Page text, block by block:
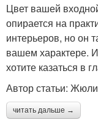
Цвет вашей
опирается на
интерьеров, но он
вашем характере.
хотите казаться в
Автор статьи:
читать дальше →